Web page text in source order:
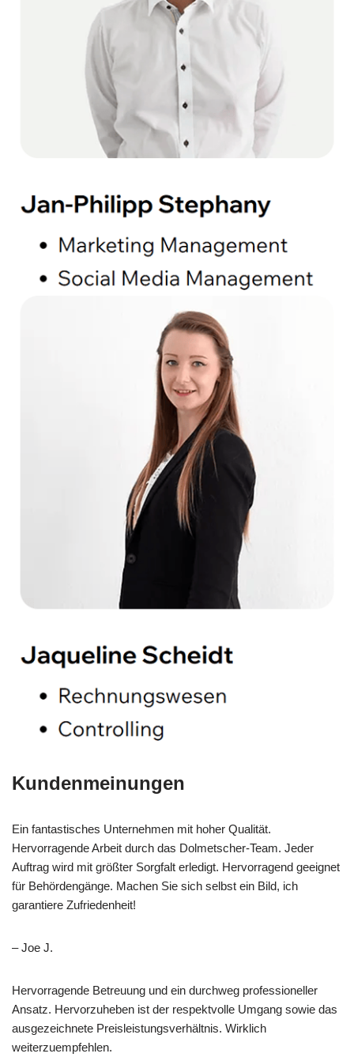
Kundenmeinungen
Ein fantastisches Unternehmen mit hoher Qualität.
Hervorragende Arbeit durch das Dolmetscher-Team. Jeder
Auftrag wird mit größter Sorgfalt erledigt. Hervorragend geeignet
für Behördengänge. Machen Sie sich selbst ein Bild, ich
garantiere Zufriedenheit!
– Joe J.
Hervorragende Betreuung und ein durchweg professioneller
Ansatz. Hervorzuheben ist der respektvolle Umgang sowie das
ausgezeichnete Preisleistungsverhältnis. Wirklich
weiterzuempfehlen.